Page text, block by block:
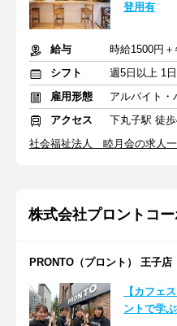
登用有
給与
時給1500円
シフト
週5日以上 1
雇用形態
アルバイト・
アクセス
下丸子駅 徒
社会福祉法人 睦月会の求人
株式会社プロントコ
PRONTO（プロント） 王子店
【カフェ
ントで学